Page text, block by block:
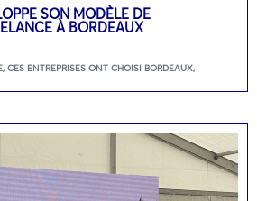
SON MODÈLE DE
À BORDEAUX
, CES ENTREPRISES ONT CHOISI BORDEAUX,